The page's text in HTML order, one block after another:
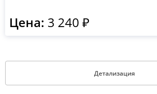
Цена: 3 240 ₽
Детализация